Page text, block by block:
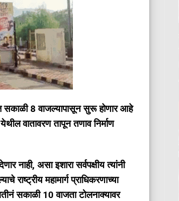
सकाळी 8 वाजल्यापासून सुरू होणार आहे
वातावरण तापून तणाव निर्माण
नाही, असा इशारा सर्वपक्षीय त्यांनी
राष्ट्रीय महामार्ग प्राधिकरणाच्या
सकाळी 10 वाजता टोलनाक्यावर